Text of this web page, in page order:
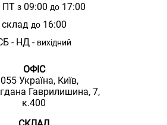
ПТ з 09:00 до 17:00
склад до16:00
- НД - вихідний
ОФІС
Україна, Київ,
Гаврилишина, 7,
к.400